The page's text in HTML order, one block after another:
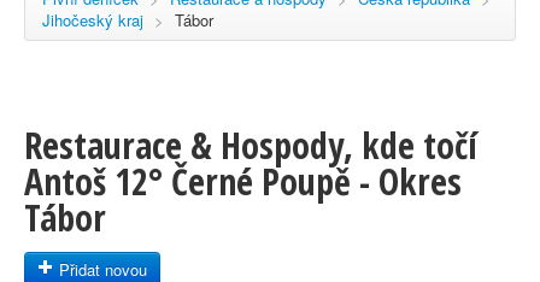
Jihočeský kraj > Tábor
Restaurace & Hospody, kde točí
Antoš 12° Černé Poupě - Okres
Tábor
Přidat novou